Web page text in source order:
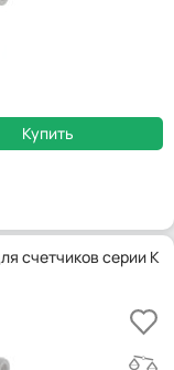
Купить
счетчиков серии K